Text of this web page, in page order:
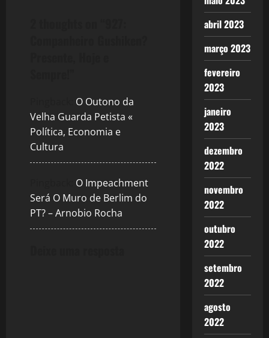
O Outono da
Velha Guarda Petista «
Política, Economia e
Cultura
O Impeachment
Será O Muro de Berlim do
PT? – Arnobio Rocha
abril 2023
março 2023
fevereiro
2023
janeiro
2023
dezembro
2022
novembro
2022
outubro
2022
setembro
2022
agosto
2022